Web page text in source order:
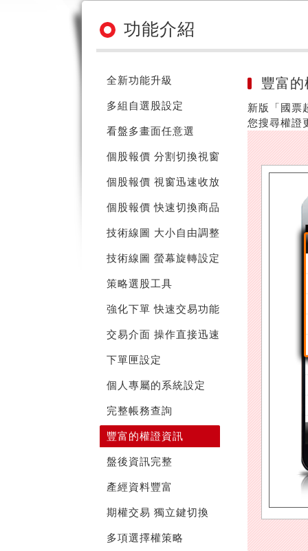
功能介紹
全新功能升級
多組自選股設定
看盤多畫面任意選
個股報價 分割切換視窗
個股報價 視窗迅速收放
個股報價 快速切換商品
技術線圖 大小自由調整
技術線圖 螢幕旋轉設定
策略選股工具
強化下單 快速交易功能
交易介面 操作直接迅速
下單匣設定
個人專屬的系統設定
完整帳務查詢
豐富的權證資訊
盤後資訊完整
產經資料豐富
期權交易 獨立鍵切換
多項選擇權策略
豐富
新版「國票
您搜尋權證